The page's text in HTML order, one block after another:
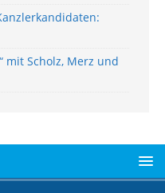
mit Scholz, Merz und